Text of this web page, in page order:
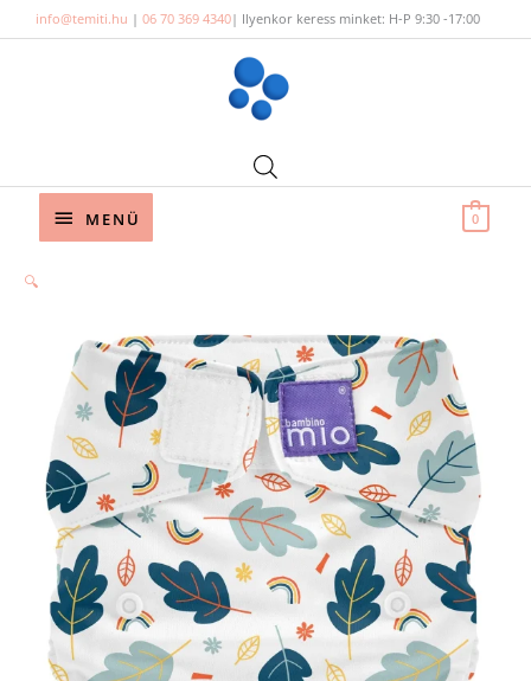
to
info@temiti.hu | 06 70 369 4340| Ilyenkor keress minket: H-P 9:30 -17:00
Below
MENÜ 0
🔍
Bambino
pelenka
Levelek
mennyiség